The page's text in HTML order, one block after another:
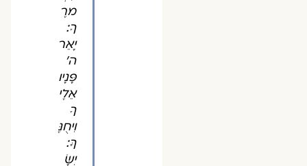
מרֶ
ךָ:
יָאֵר
ה'
פָּנָיו
אֵלֶי
ךָ
וִיחֻנֶּ
ךָּ:
יִשָּׂ